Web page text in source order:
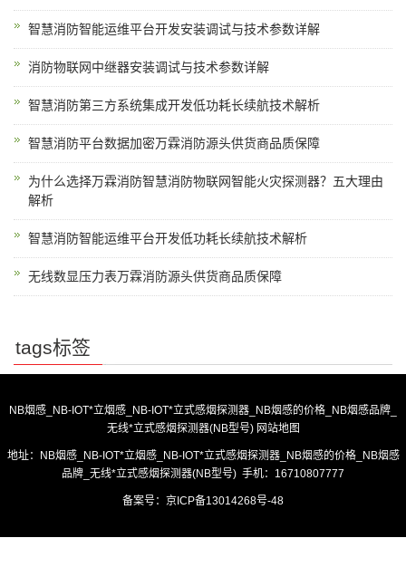
智慧消防智能运维平台开发安装调试与技术参数详解
消防物联网中继器安装调试与技术参数详解
智慧消防第三方系统集成开发低功耗长续航技术解析
智慧消防平台数据加密万霖消防源头供货商品质保障
为什么选择万霖消防智慧消防物联网智能火灾探测器？五大理由
解析
智慧消防智能运维平台开发低功耗长续航技术解析
无线数显压力表万霖消防源头供货商品质保障
tags标签
NB烟感_NB-IOT*立烟感_NB-IOT*立式感烟探测器_NB烟感的价格_NB烟感品牌_
无线*立式感烟探测器(NB型号) 网站地图
地址：NB烟感_NB-IOT*立烟感_NB-IOT*立式感烟探测器_NB烟感的价格_NB烟感
品牌_无线*立式感烟探测器(NB型号) 手机：16710807777
备案号： 京ICP备13014268号-48